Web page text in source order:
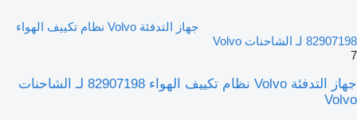
جهاز التدفئة Volvo نظام تكييف الهواء
82907198 لـ الشاحنات Volvo
7
جهاز التدفئة Volvo نظام تكييف الهواء 82907198 لـ الشاحنات
Volvo